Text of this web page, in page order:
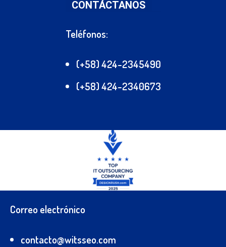
CONTÁCTANOS
Teléfonos:
(+58) 424-2345490
(+58) 424-2340673
Correo electrónico
contacto@witsseo.com